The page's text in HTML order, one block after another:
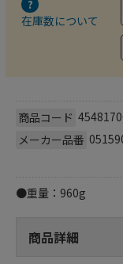
在庫数について
商品コード
メーカー品番
●重量：960g
商品詳細